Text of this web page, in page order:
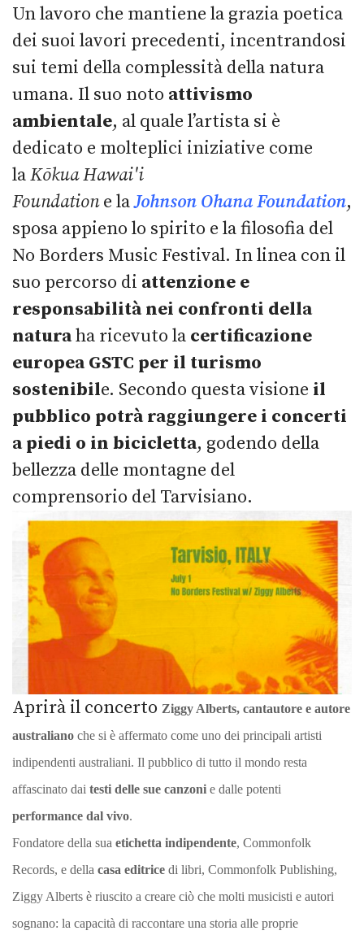
Un lavoro che mantiene la grazia poetica
dei suoi lavori precedenti, incentrandosi
sui temi della complessità della natura
umana. Il suo noto attivismo
ambientale, al quale l’artista si è
dedicato e molteplici iniziative come
laKōkua Hawai'i
Foundatione laJohnson Ohana Foundation,
sposa appieno lo spirito e la filosofia del
No Borders Music Festival. In linea con il
suo percorso di attenzione e
responsabilità nei confronti della
naturaha ricevuto la certificazione
europea GSTC per il turismo
sostenibile. Secondo questa visione il
pubblico potrà raggiungere i concerti
a piedi o in bicicletta, godendo della
bellezza delle montagne del
comprensorio del Tarvisiano.
Aprirà il concerto Ziggy Alberts, cantautore e autore
australiano che si è affermato come uno dei principali artisti
indipendenti australiani. Il pubblico di tutto il mondo resta
affascinato dai testi delle sue canzoni e dalle potenti
performance dal vivo.
Fondatore della sua etichetta indipendente, Commonfolk
Records, e della casa editrice di libri, Commonfolk Publishing,
Ziggy Alberts è riuscito a creare ciò che molti musicisti e autori
sognano: la capacità di raccontare una storia alle proprie